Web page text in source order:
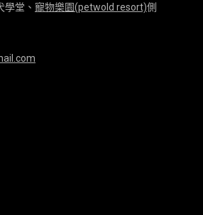
學堂、 寵物樂園(petwold resort)側